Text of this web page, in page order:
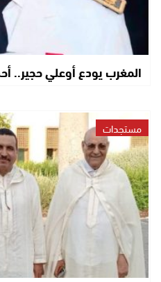
المغرب يودع أوعلي حجير.. أحد
مستجدات